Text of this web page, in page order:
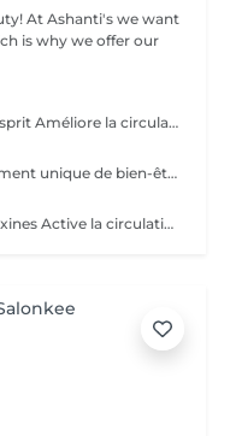
is why we offer our
Détend profondément le corps et l'esprit Améliore la circulation sanguine et lymphatique Aide à éliminer les tensions et les blocages énergétiques Renforce le système immunitaire Idéal pour : se ressourcer, apaiser le mental et réharmoniser le corps naturellement
Massage Signature Ashanti's Un moment unique de bien-être, entièrement personnalisé selon vos besoins. Notre praticienne se tient au plus proche du client, à l'écoute de chaque tension et chaque zone sensible. Ce massage est conçu pour identifier et libérer les points de tension sur le corps, favoriser la relaxation profonde et rétablir l'harmonie physique et mentale. Caractéristiques : Approche sur-mesure selon votre état et vos besoins Techniques combinées pour soulager les tensions musculaires Accent sur les points de stress et zones sensibles Relaxation totale et sensation de légèreté après la séance Résultat : un corps détendu, revitalisé et une sensation de sérénité durable
Lisse l'aspect de la peau Draine les toxines Active la circulation lymphatique Tonifie et redessine les contours du corps